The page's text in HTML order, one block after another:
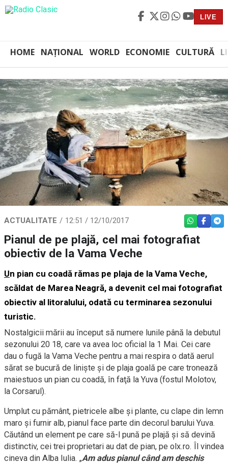
LIVE
HOME NAȚIONAL WORLD ECONOMIE CULTURĂ
ACTUALITATE 12:51 / 12/10/2017 WHATSAPP
Pianul de pe plajă, cel mai fotografiat
obiectiv de la Vama Veche
Un pian cu coadă rămas pe plaja de la Vama Veche,
scăldat de Marea Neagră, a devenit cel mai fotografiat
obiectiv al litoralului, odată cu terminarea sezonului
turistic.
Nostalgicii mării au început să numere lunile până la debutul
sezonului 20 18, care va avea loc oficial la 1 Mai. Cei care
dau o fugă la Vama Veche pentru a mai respira o dată aerul
sărat se bucură de linişte şi de plaja goală pe care tronează
maiestuos un pian cu coadă, în faţă la Yuva (fostul Molotov,
la Corsarul).
Umplut cu pământ, pietricele albe şi plante, cu clape din lemn
maro şi furnir alb, pianul face parte din decorul barului Yuva.
Căutând un element pe care să-l pună pe plajă şi să devină
distinctiv, cei trei proprietari au dat de pian, pe olx.ro. Îl vindea
cineva din Alba Iulia. „Am adus pianul când am deschis